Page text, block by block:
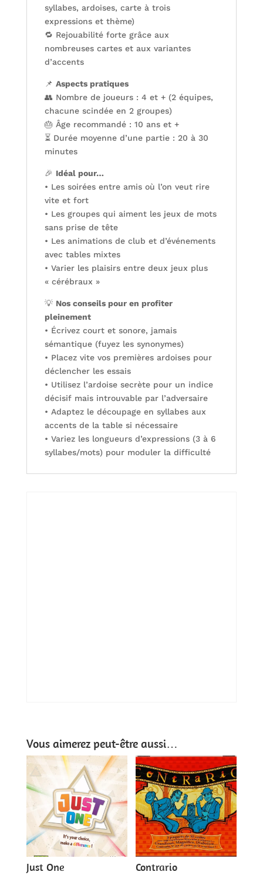
syllabes, ardoises, carte à trois
expressions et thème)
🔁 Rejouabilité forte grâce aux
nombreuses cartes et aux variantes
d’accents
📌 Aspects pratiques
👥 Nombre de joueurs : 4 et + (2 équipes,
chacune scindée en 2 groupes)
🎂 Âge recommandé : 10 ans et +
⏳ Durée moyenne d’une partie : 20 à 30
minutes
🎉 Idéal pour…
• Les soirées entre amis où l’on veut rire
vite et fort
• Les groupes qui aiment les jeux de mots
sans prise de tête
• Les animations de club et d’événements
avec tables mixtes
• Varier les plaisirs entre deux jeux plus
« cérébraux »
💡 Nos conseils pour en profiter
pleinement
• Écrivez court et sonore, jamais
sémantique (fuyez les synonymes)
• Placez vite vos premières ardoises pour
déclencher les essais
• Utilisez l’ardoise secrète pour un indice
décisif mais introuvable par l’adversaire
• Adaptez le découpage en syllabes aux
accents de la table si nécessaire
• Variez les longueurs d’expressions (3 à 6
syllabes/mots) pour moduler la difficulté
Vous aimerez peut-être aussi…
Just One Contrario